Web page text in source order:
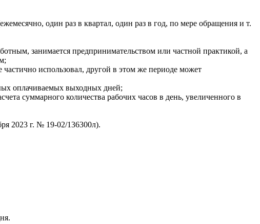
один раз в квартал, один раз в год, по мере обращения и т.
занимается предпринимательством или частной практикой, а
использовал, другой в этом же периоде может
оплачиваемых выходных дней;
суммарного количества рабочих часов в день, увеличенного в
2023 г. № 19-02/136300л).